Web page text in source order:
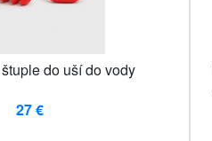
do uší do vody
27 €